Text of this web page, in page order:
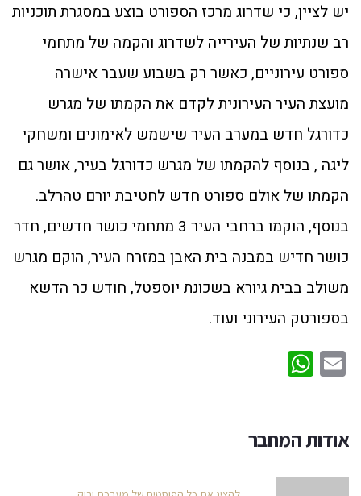
יש לציין, כי שדרוג מרכז הספורט בוצע במסגרת תוכניות
רב שנתיות של העירייה לשדרוג והקמה של מתחמי
ספורט עירוניים, כאשר רק בשבוע שעבר אישרה
מועצת העיר העירונית לקדם את הקמתו של מגרש
כדורגל חדש במערב העיר שישמש לאימונים ומשחקי
ליגה , בנוסף להקמתו של מגרש כדורגל בעיר, אושר גם
הקמתו של אולם ספורט חדש לחטיבת יורם טהרלב.
בנוסף, הוקמו ברחבי העיר 3 מתחמי כושר חדשים, חדר
כושר חדיש במבנה בית האבן במזרח העיר, הוקם מגרש
משולב בבית גיורא בשכונת יוספטל, חודש כר הדשא
בספורטק העירוני ועוד.
Email
אודות המחבר